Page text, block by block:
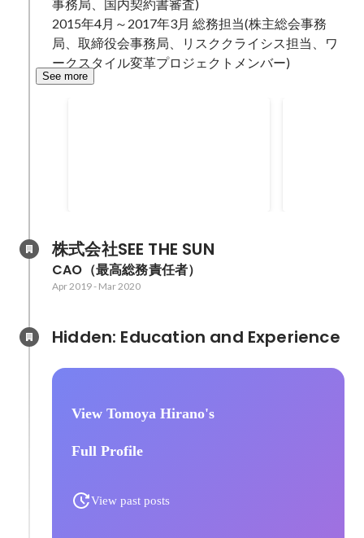
事務局、国内契約書審査)
2015年4月～2017年3月 総務担当(株主総会事務
局、取締役会事務局、リスククライシス担当、ワ
ークスタイル変革プロジェクトメンバー)
See more
株式会社SEE THE SUN
CAO（最高総務責任者）
Apr 2019- Mar 2020
View Tomoya Hirano's
Full Profile
View past posts